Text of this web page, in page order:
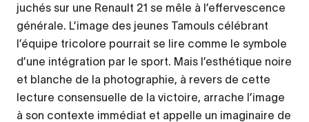
juchés sur une Renault 21 se mêle à l’effervescence
générale. L’image des jeunes Tamouls célébrant
l’équipe tricolore pourrait se lire comme le symbole
d’une intégration par le sport. Mais l’esthétique noire
et blanche de la photographie, à revers de cette
lecture consensuelle de la victoire, arrache l’image
à son contexte immédiat et appelle un imaginaire de